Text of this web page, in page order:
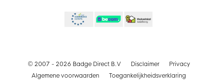
© 2007 - 2026 Badge Direct B.V Disclaimer
Privacy
Algemene voorwaarden
Toegankelijkheidsverklaring